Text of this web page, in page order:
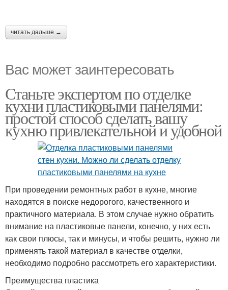
читать дальше →
Вас может заинтересовать
Станьте экспертом по отделке
кухни пластиковыми панелями:
простой способ сделать вашу
кухню привлекательной и удобной
При проведении ремонтных работ в кухне, многие
находятся в поиске недорогого, качественного и
практичного материала. В этом случае нужно обратить
внимание на пластиковые панели, конечно, у них есть
как свои плюсы, так и минусы, и чтобы решить, нужно ли
применять такой материал в качестве отделки,
необходимо подробно рассмотреть его характеристики.
Преимущества пластика